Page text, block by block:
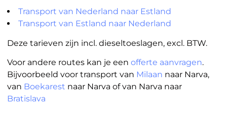
Transport van Nederland naar Estland
Transport van Estland naar Nederland
Deze tarieven zijn incl. dieseltoeslagen, excl. BTW.
Voor andere routes kan je een offerte aanvragen.
Bijvoorbeeld voor transport van Milaan naar Narva,
van Boekarest naar Narva of van Narva naar
Bratislava